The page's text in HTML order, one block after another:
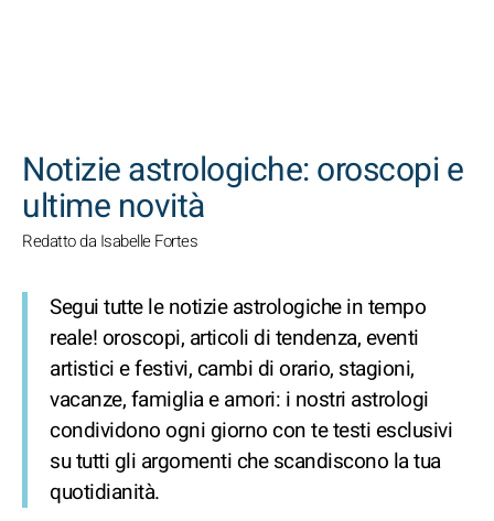
Notizie astrologiche: oroscopi e
ultime novità
Redatto da Isabelle Fortes
Segui tutte le notizie astrologiche in tempo
reale! oroscopi, articoli di tendenza, eventi
artistici e festivi, cambi di orario, stagioni,
vacanze, famiglia e amori: i nostri astrologi
condividono ogni giorno con te testi esclusivi
su tutti gli argomenti che scandiscono la tua
quotidianità.